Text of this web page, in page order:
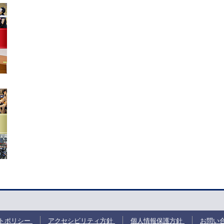
ポリシー アクセシビリティ方針 個人情報保護方針 お問い